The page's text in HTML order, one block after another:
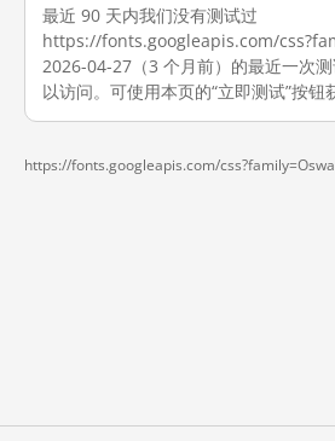
最近 90 天内我们没有测试过
https://fonts.googleapis.com/
2026-04-27（3 个月前）的最近一次
以访问。可使用本页的“立即测试”按钮
https://fonts.googleapis.com/